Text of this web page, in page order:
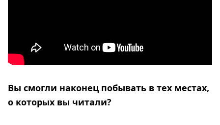
Вы смогли наконец побывать в тех местах,
о которых вы читали?